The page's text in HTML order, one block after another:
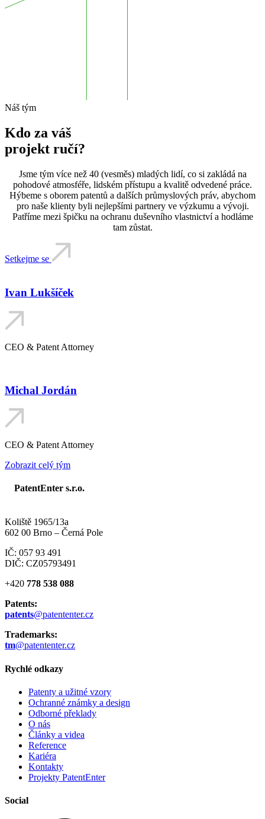
Náš tým
Kdo za váš
projekt ručí?
Jsme tým více než 40 (vesměs) mladých lidí, co si zakládá na
pohodové atmosféře, lidském přístupu a kvalitě odvedené práce.
Hýbeme s oborem patentů a dalších průmyslových práv, abychom
pro naše klienty byli nejlepšími partnery ve výzkumu a vývoji.
Patříme mezi špičku na ochranu duševního vlastnictví a hodláme
tam zůstat.
Setkejme se
Ivan Lukšíček
CEO & Patent Attorney
Michal Jordán
CEO & Patent Attorney
Zobrazit celý tým
PatentEnter s.r.o.
Koliště 1965/13a
602 00 Brno – Černá Pole
IČ: 057 93 491
DIČ: CZ05793491
+420 778 538 088
Patents:
patents@patententer.cz
Trademarks:
tm@patententer.cz
Rychlé odkazy
Patenty a užitné vzory
Ochranné známky a design
Odborné překlady
O nás
Články a videa
Reference
Kariéra
Kontakty
Projekty PatentEnter
Social